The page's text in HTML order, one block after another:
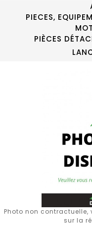
PIECES,
PIÈCES
Photo non
sur la